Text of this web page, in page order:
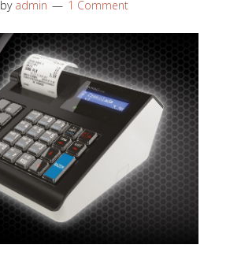
by admin 1 Comment